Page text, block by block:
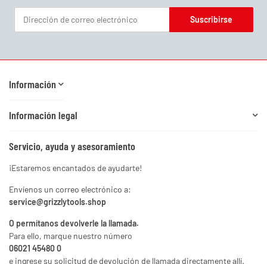
Suscribirse
Información
Información legal
Servicio, ayuda y asesoramiento
¡Estaremos encantados de ayudarte!
Envíenos un correo electrónico a:
service@grizzlytools.shop
O permítanos devolverle la llamada.
Para ello, marque nuestro número
06021 45480 0
e ingrese su solicitud de devolución de llamada directamente allí.